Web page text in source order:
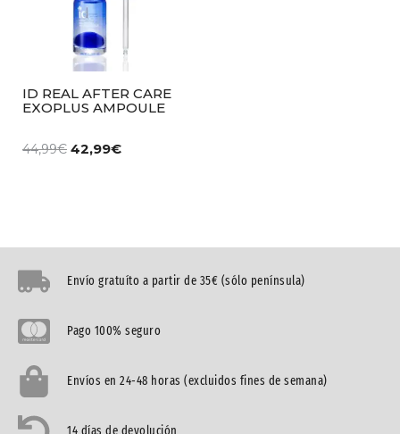
ID REAL AFTER CARE
EXOPLUS AMPOULE
44,99€ 42,99€
Envío gratuíto a partir de 35€ (sólo península)
Pago 100% seguro
Envíos en 24-48 horas (excluidos fines de semana)